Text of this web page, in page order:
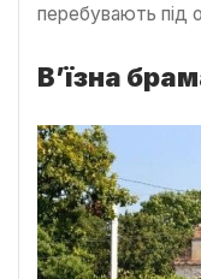
перебувають під
В’їзна